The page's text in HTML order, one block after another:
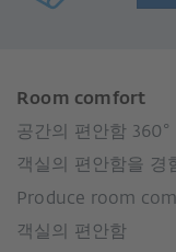
Room comfort
공간의 편안함 360°
객실의 편안함을 경
Produce room
객실의 편안함